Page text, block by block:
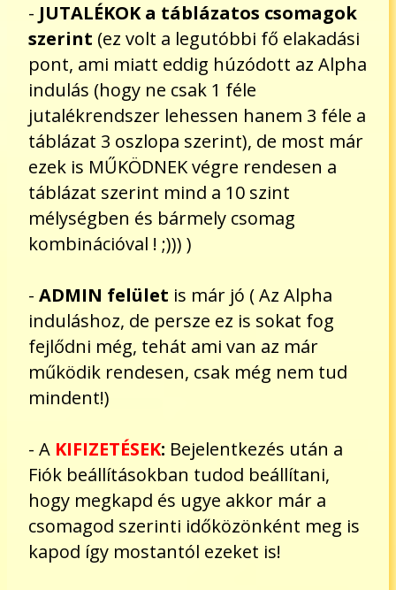
- JUTALÉKOK a táblázatos csomagok
szerint (ez volt a legutóbbi fő elakadási
pont, ami miatt eddig húzódott az Alpha
indulás (hogy ne csak 1 féle
jutalékrendszer lehessen hanem 3 féle a
táblázat 3 oszlopa szerint), de most már
ezek is MŰKÖDNEK végre rendesen a
táblázat szerint mind a 10 szint
mélységben és bármely csomag
kombinációval ! ;))) )
- ADMIN felület is már jó ( Az Alpha
induláshoz, de persze ez is sokat fog
fejlődni még, tehát ami van az már
működik rendesen, csak még nem tud
mindent!)
- A KIFIZETÉSEK: Bejelentkezés után a
Fiók beállításokban tudod beállítani,
hogy megkapd és ugye akkor már a
csomagod szerinti időközönként meg is
kapod így mostantól ezeket is!